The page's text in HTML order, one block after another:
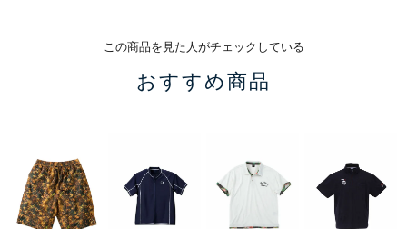
この商品を見た人がチェックしている
おすすめ商品